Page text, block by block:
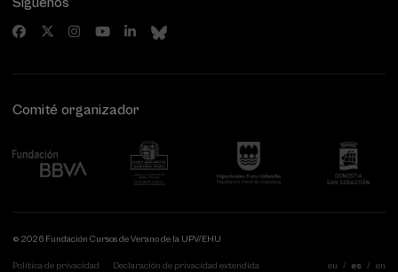
Comité organizador
© 2026 Fundación Cursos de Verano de la UPV/EHU
Política de privacidad Declaración de privacidad extendida eu es en